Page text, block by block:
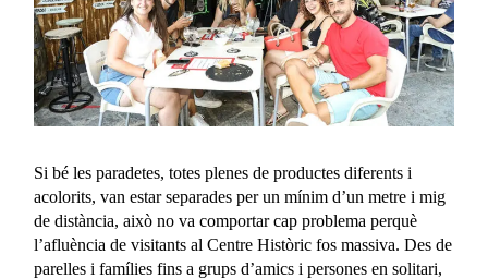
Si bé les paradetes, totes plenes de productes diferents i
acolorits, van estar separades per un mínim d’un metre i mig
de distància, això no va comportar cap problema perquè
l’afluència de visitants al Centre Històric fos massiva. Des de
parelles i famílies fins a grups d’amics i persones en solitari,